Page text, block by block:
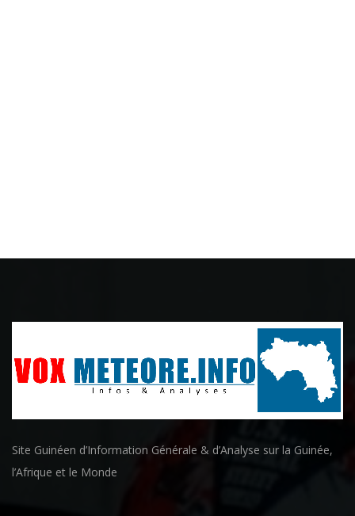
Site Guinéen d’Information Générale & d’Analyse sur la Guinée,
l’Afrique et le Monde